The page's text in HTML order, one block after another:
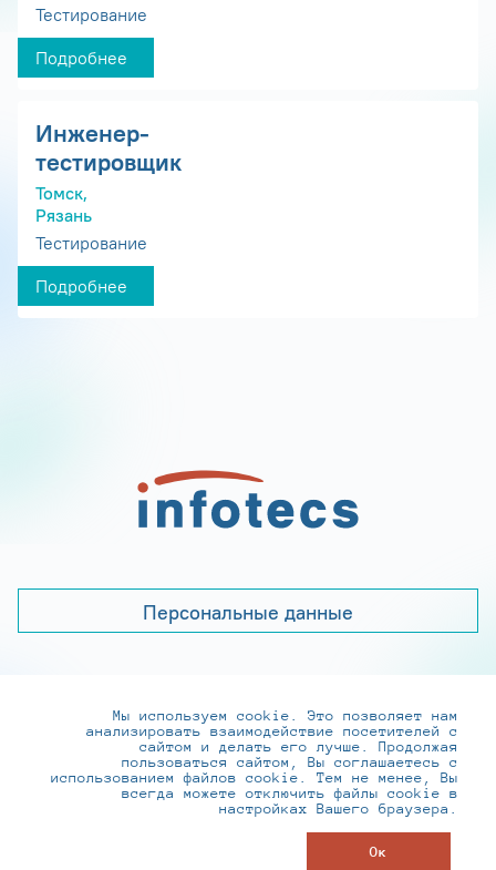
Тестирование
Подробнее
Инженер-
тестировщик
Томск,
Рязань
Тестирование
Подробнее
Персональные данные
+7 (495) 737-6192, 8-800-250-0-260
practice@infotecs.ru,hr@infotecs.ru
127273, г. Москва, Отрадная ул., 2Б строение 1
Мы используем cookie. Это позволяет нам
анализировать взаимодействие посетителей с
сайтом и делать его лучше. Продолжая
пользоваться сайтом, Вы соглашаетесь с
использованием файлов cookie. Тем не менее, Вы
всегда можете отключить файлы cookie в
настройках Вашего браузера.
Ок